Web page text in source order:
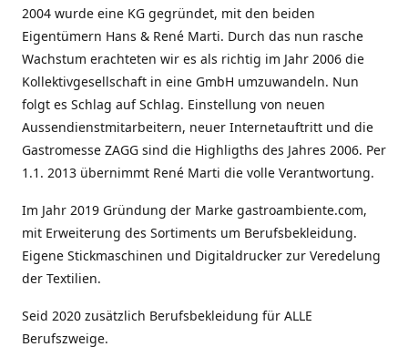
2004 wurde eine KG gegründet, mit den beiden
Eigentümern Hans & René Marti. Durch das nun rasche
Wachstum erachteten wir es als richtig im Jahr 2006 die
Kollektivgesellschaft in eine GmbH umzuwandeln. Nun
folgt es Schlag auf Schlag. Einstellung von neuen
Aussendienstmitarbeitern, neuer Internetauftritt und die
Gastromesse ZAGG sind die Highligths des Jahres 2006. Per
1.1. 2013 übernimmt René Marti die volle Verantwortung.
Im Jahr 2019 Gründung der Marke gastroambiente.com,
mit Erweiterung des Sortiments um Berufsbekleidung.
Eigene Stickmaschinen und Digitaldrucker zur Veredelung
der Textilien.
Seid 2020 zusätzlich Berufsbekleidung für ALLE
Berufszweige.